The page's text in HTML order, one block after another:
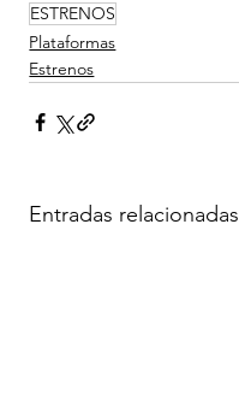
ESTRENOS
Plataformas
Estrenos
Entradas relacionadas